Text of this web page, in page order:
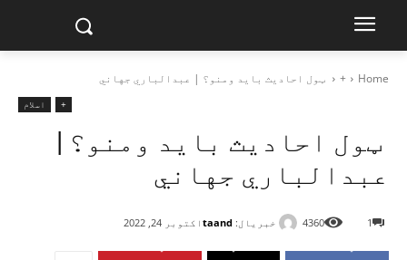
Home
+ ټول احادیث باید ومنو؟ | عبدالباري جهاني
+ اسلام
ټول احادیث باید ومنو؟ |
عبدالباري جهاني
خبریال: taand اکتوبر 24, 2022 1
4360